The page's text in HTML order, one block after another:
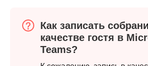
Как записать
качестве гостя в
Teams?